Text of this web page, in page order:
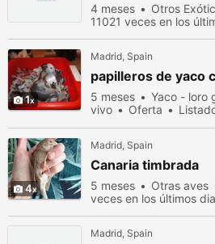
4 meses Otros
11021 veces en los
1
Madrid, Spain
papilleros de yaco
5 meses Yaco - loro
vivo
Oferta
4
Madrid, Spain
Canaria timbrada
5 meses Otras aves
veces en los últimos
Madrid, Spain